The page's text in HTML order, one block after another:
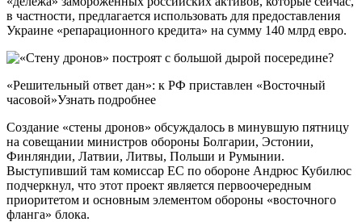
в частности, предлагается использовать для предоставления
Украине «репарационного кредита» на сумму 140 млрд евро.
«Решительный ответ дан»: к РФ приставлен «Восточный
часовой»Узнать подробнее
Создание «стены дронов» обсуждалось в минувшую пятницу
на совещании министров обороны Болгарии, Эстонии,
Финляндии, Латвии, Литвы, Польши и Румынии.
Выступивший там комиссар ЕС по обороне Андрюс Кубилюс
подчеркнул, что этот проект является первоочередным
приоритетом и основным элементом обороны «восточного
фланга» блока.